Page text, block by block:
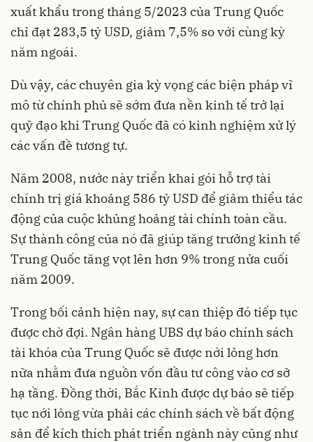
xuất khẩu trong tháng 5/2023 của Trung Quốc
chỉ đạt 283,5 tỷ USD, giảm 7,5% so với cùng kỳ
năm ngoái.
Dù vậy, các chuyên gia kỳ vọng các biện pháp vĩ
mô từ chính phủ sẽ sớm đưa nền kinh tế trở lại
quỹ đạo khi Trung Quốc đã có kinh nghiệm xử lý
các vấn đề tương tự.
Năm 2008, nước này triển khai gói hỗ trợ tài
chính trị giá khoảng 586 tỷ USD để giảm thiểu tác
động của cuộc khủng hoảng tài chính toàn cầu.
Sự thành công của nó đã giúp tăng trưởng kinh tế
Trung Quốc tăng vọt lên hơn 9% trong nửa cuối
năm 2009.
Trong bối cảnh hiện nay, sự can thiệp đó tiếp tục
được chờ đợi. Ngân hàng UBS dự báo chính sách
tài khóa của Trung Quốc sẽ được nới lỏng hơn
nữa nhằm đưa nguồn vốn đầu tư công vào cơ sở
hạ tầng. Đồng thời, Bắc Kinh được dự báo sẽ tiếp
tục nới lỏng vừa phải các chính sách về bất động
sản để kích thích phát triển ngành này cũng như